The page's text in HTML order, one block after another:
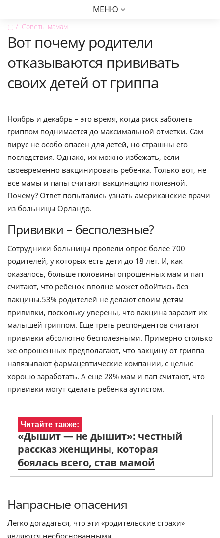
МЕНЮ
▢ Советы мамам
Вот почему родители
отказываются прививать
своих детей от гриппа
Ноябрь и декабрь – это время, когда риск заболеть
гриппом поднимается до максимальной отметки. Сам
вирус не особо опасен для детей, но страшны его
последствия. Однако, их можно избежать, если
своевременно вакцинировать ребенка. Только вот, не
все мамы и папы считают вакцинацию полезной.
Почему? Ответ попытались узнать американские врачи
из больницы Орландо.
Прививки – бесполезные?
Сотрудники больницы провели опрос более 700
родителей, у которых есть дети до 18 лет. И, как
оказалось, больше половины опрошенных мам и пап
считают, что ребенок вполне может обойтись без
вакцины.53% родителей не делают своим детям
прививки, поскольку уверены, что вакцина заразит их
малышей гриппом. Еще треть респондентов считают
прививки абсолютно бесполезными. Примерно столько
же опрошенных предполагают, что вакцину от гриппа
навязывают фармацевтические компании, с целью
хорошо заработать. А еще 28% мам и пап считают, что
прививки могут сделать ребенка аутистом.
Читайте также:
«Дышит — не дышит»: честный
рассказ женщины, которая
боялась всего, став мамой
Напрасные опасения
Легко догадаться, что эти «родительские страхи»
являются необоснованными.